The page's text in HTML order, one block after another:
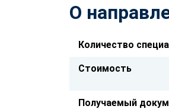
О
Количество
Стоимость
Получаемый